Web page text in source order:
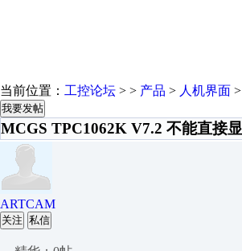
当前位置： 工控论坛 > > 产品 > 人机界面 >
我要发帖
MCGS TPC1062K V7.2 不能直接
ARTCAM
关注 私信